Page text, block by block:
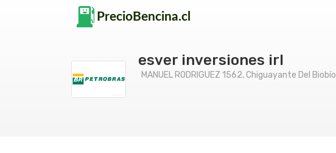
esver inversiones irl
MANUEL RODRIGUEZ 1562, Chiguayante Del Biobío